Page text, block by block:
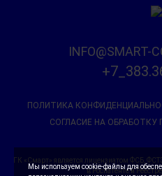
INFO@SMART-
ПОЛИТИКА
СОГЛАСИЕ НА
ГК «Смарт» является лицензиатом ФСБ,
в Роспатенте и
Мы используем cookie-файлы для